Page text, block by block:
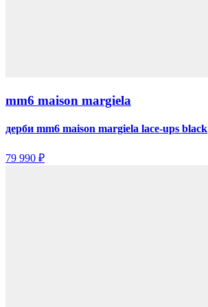
mm6 maison margiela
дерби mm6 maison margiela lace-ups black
79 990 ₽